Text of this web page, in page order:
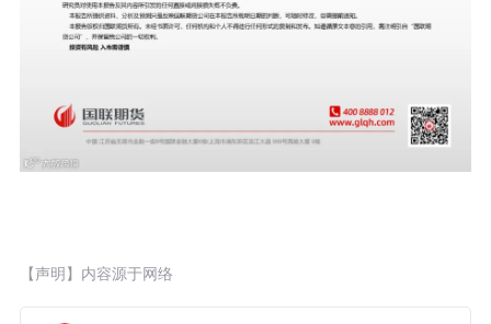
【声明】内容源于网络